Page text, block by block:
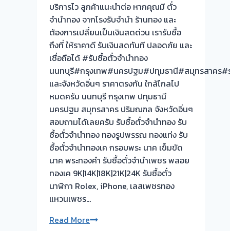
ซื้อ
ตั๋ว
จำนำ
ทอง
นนทบุรี
กรุงเทพ
ปริมณฑล
ครับ
ประเมิน
ราคา
ดี
เข้าใจ
ปัญหา
ของ
ลูกค้า
ยินดี
บริการ
บริการไว ลูกค้าแนะนำต่อ หากคุณมี ตั๋ว
จำนำทอง จากโรงรับจำนำ ร้านทอง และ
ต้องการเปลี่ยนเป็นเงินสดด่วน เรารับซื้อ
ถึงที่ ให้ราคาดี รับเงินสดทันที ปลอดภัย และ
เชื่อถือได้ #รับซื้อตั๋วจำนำทอง
นนทบุรี#กรุงเทพ#นครปฐม#ปทุมธานี#สมุทรสาคร#
และจังหวัดอิ่นๆ ราคาตรงกัน ใกล้ไกลไป
หมดครับ นนทบุรี กรุงเทพ ปทุมธานี
นครปฐม สมุทรสาคร ปริมณฑล จังหวัดอิ่นๆ
สอบถามได้เลยครับ รับซื้อตั๋วจำนำทอง รับ
ซื้อตั๋วจำนำทอง ทองรูปพรรณ ทองแท่ง รับ
ซื้อตั๋วจำนำทองเค กรอบพระ นาค เข็มขัด
นาค พระทองคำ รับซื้อตั๋วจำนำเพชร พลอย
ทองเค 9K|14K|18K|21K|24K รับซื้อตั๋ว
นาฬิกา Rolex, iPhone, เลสเพชรทอง
แหวนเพชร…
Read Moreรับ